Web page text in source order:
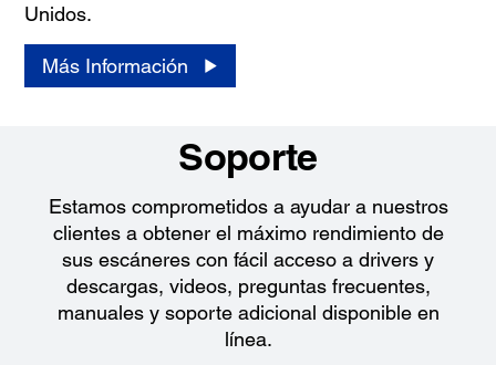
Unidos.
Más Información
Soporte
Estamos comprometidos a ayudar a nuestros
clientes a obtener el máximo rendimiento de
sus escáneres con fácil acceso a drivers y
descargas, videos, preguntas frecuentes,
manuales y soporte adicional disponible en
línea.